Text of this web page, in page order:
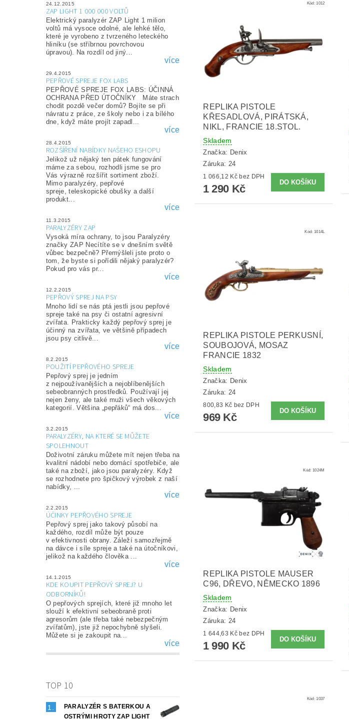
24.12.2015
ZAP LIGHT 1 000 000 VOLTŮ
Elektrický paralyzér ZAP Light 1 milion
voltů má vysoce odolné, ale lehké tělo,
které je vyrobeno z tvrzeného leteckého
hliníku (se stříbrnou povrchovou
úpravou). Na rozdíl od jiný...
více
29.4.2015
PEPŘOVÉ SPREJE FOX LABS
PEPŘOVÉ SPREJE FOX LABS: ÚČINNÁ
OCHRANA PŘED ÚTOČNÍKY Máte strach
chodit pozdě večer domů? Bojíte se při
návratu z práce, ze školy nebo i za bílého
dne, když máte projít zapadl...
více
28.4.2015
ROZŠÍŘENÍ NABÍDKY NAŠEHO ESHOPU
Jelikož už nějaký ten pátek fungování
máme za sebou, rozhodli jsme se pro
Vás výrazně rozšířit sortiment zboží.
Mimo paralyzéry, pepřové
spreje, teleskopické obušky a další
produkt...
více
11.3.2015
PARALYZÉRY ZAP
Vysoká míra ochrany, to jsou Paralyzéry
značky ZAP Necítíte se v dnešním světě
vůbec bezpečně? Přemýšleli jste proto o
tom, že byste si pořídili nějaký paralyzér?
Pokud pro vás pr...
více
12.2.2015
PEPŘOVÝ SPREJ NA PSY
Mnoho lidí se nás ptá jestli jsou pepřové
spreje také na psy či ostatní agresivní
zvířata. Prakticky každý pepřový sprej je
účinný na zvířata, ve většině případech
jsou psy citlivě...
více
8.2.2015
POUŽITÍ PEPŘOVÉHO SPREJE
Pepřový sprej je jedním
z nejpoužívanějších a nejoblíbenějších
sebeobranných prostředků. Používají jej
nejen ženy, ale také muži všech věkových
kategorií. Většina „pepřáků“ má dos...
více
3.2.2015
PARALYZÉRY, NA KTERÉ SE MŮŽETE
SPOLEHNOUT
Doživotní záruku můžete mít nejen třeba na
kvalitní nádobí nebo domácí spotřebiče, ale
také na zboží, jako jsou paralyzéry. Když
se rozhodnete pro špičkový výrobek z naší
nabídky, ...
více
2.2.2015
ÚČINKY PEPŘOVÉHO SPREJE
Pepřový sprej jako takový působí na
každého, rozdíl může být pouze
v efektivnosti obrany. Záleží samozřejmě
na dávce i síle spreje a také na útočníkovi,
jelikož na každého člověka ...
více
14.1.2015
KDE KOUPIT PEPŘOVÝ SPREJ? U
ODBORNÍKŮ!
O pepřových sprejích, které již mnoho let
slouží k efektivní sebeobraně proti
agresorům (ale třeba také nebezpečným
zvířatům), jste již nepochybně slyšeli.
Můžete si je zakoupit na...
více
TOP 10
PARALYZÉR S BATERKOU A
OSTRÝMI HROTY ZAP LIGHT
Kód:1012
REPLIKA PISTOLE
KŘESADLOVÁ, PIRÁTSKÁ,
NIKL, FRANCIE 18.STOL.
Skladem
Značka: Denix
Záruka: 24
1 066,12 Kč bez DPH
1 290 Kč
Kód: 1014L
REPLIKA PISTOLE PERKUSNÍ,
SOUBOJOVÁ, MOSAZ
FRANCIE 1832
Skladem
Značka: Denix
Záruka: 24
800,83 Kč bez DPH
969 Kč
Kód: 1024M
REPLIKA PISTOLE MAUSER
C96, DŘEVO, NĚMECKO 1896
Skladem
Značka: Denix
Záruka: 24
1 644,63 Kč bez DPH
1 990 Kč
Kód:1037